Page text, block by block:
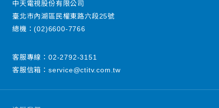
中天電視股份有限公司
臺北市內湖區民權東路六段25號
總機：(02)6600-7766
客服專線： 02-2792-3151
客服信箱： service@ctitv.com.tw